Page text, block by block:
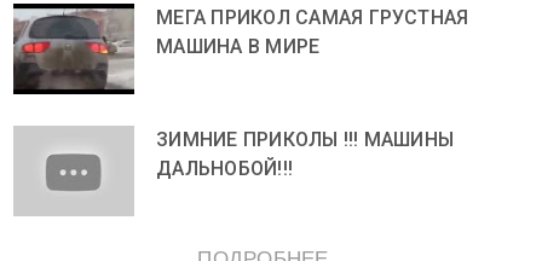
МЕГА ПРИКОЛ САМАЯ ГРУСТНАЯ
МАШИНА В МИРЕ
ЗИМНИЕ ПРИКОЛЫ !!! МАШИНЫ
ДАЛЬНОБОЙ!!!